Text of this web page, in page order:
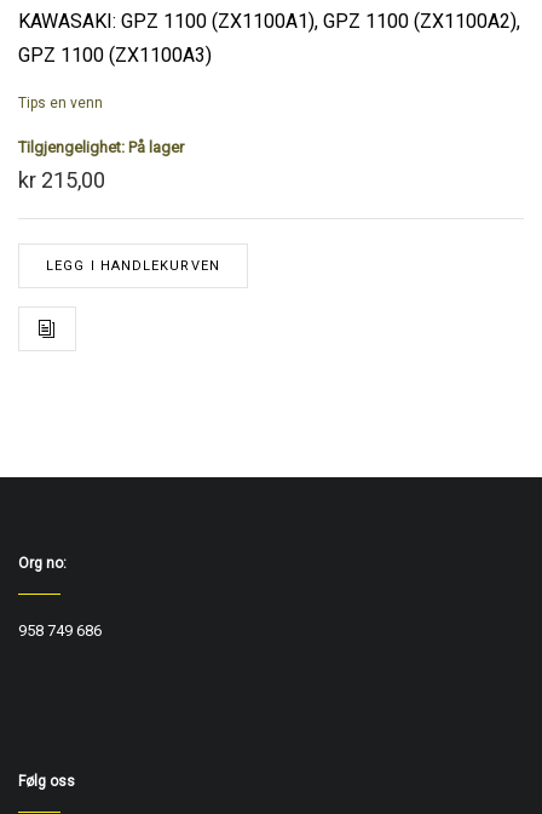
KAWASAKI: GPZ 1100 (ZX1100A1), GPZ 1100 (ZX1100A2),
GPZ 1100 (ZX1100A3)
Tips en venn
Tilgjengelighet: På lager
kr 215,00
LEGG I HANDLEKURVEN
Org no:
958 749 686
Følg oss